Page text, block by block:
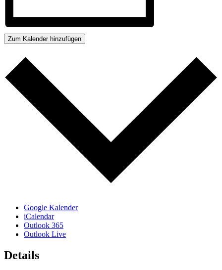
Zum Kalender hinzufügen
Google Kalender
iCalendar
Outlook 365
Outlook Live
Details